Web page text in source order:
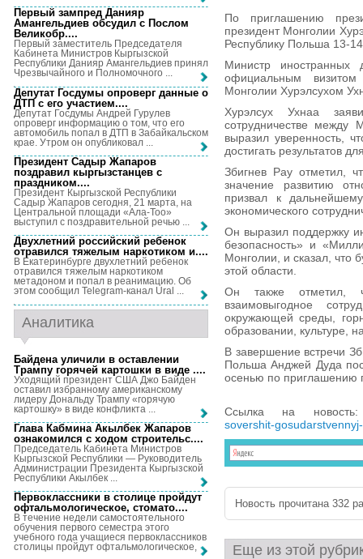
По приглашению
президент Монголии
Республику Польша 13-
Министр
официальным
Монголии Хурэлсухом
Хурэлсух Ухнаа
сотрудничестве между
выразил уверенность,
достигать результатов
Збигнев Рау отметил,
значение развитию
призвал к
экономического
Он выразил поддержку
безопасность» и
Монголии, и сказал, что
этой области.
Он также отметил,
взаимовыгодное
окружающей среды,
образовании, культуре,
В завершение встречи
Польша Анджей Дуда
осенью по приглашению
Ссылка на
sovershit-
Новость прочитана 332
Еще из этой
Первый зампред Данияр
Амангельдиев обсудил с Послом
Великобр....
Первый заместитель Председателя
Кабинета Министров Кыргызской
Республики Данияр Амангельдиев принял
Чрезвычайного и Полномочного ...
Депутат Госдумы опроверг данные о
ДТП с его участием....
Депутат Госдумы Андрей Гурулев
опроверг информацию о том, что его
автомобиль попал в ДТП в Забайкальском
крае. Утром он опубликовал ...
Президент Садыр Жапаров
поздравил кыргызстанцев с
праздником....
Президент Кыргызской Республики
Садыр Жапаров сегодня, 21 марта, на
Центральной площади «Ала-Тоо»
выступил с поздравительной речью ...
Двухлетний российский ребенок
отравился тяжелым наркотиком и....
В Екатеринбурге двухлетний ребенок
отравился тяжелым наркотиком
метадоном и попал в реанимацию. Об
этом сообщил Telegram-канал Ural ...
Аналитика
Байдена уличили в оставлении
Трампу горячей картошки в виде ....
Уходящий президент США Джо Байден
оставил избранному американскому
лидеру Дональду Трампу «горячую
картошку» в виде конфликта ...
Глава Кабмина Акылбек Жапаров
ознакомился с ходом строительс....
Председатель Кабинета Министров
Кыргызской Республики — Руководитель
Администрации Президента Кыргызской
Республики Акылбек ...
Первоклассники в столице пройдут
офтальмологическое, стомато....
В течение недели самостоятельного
обучения первого семестра этого
учебного года учащиеся первоклассников
столицы пройдут офтальмологическое, ...